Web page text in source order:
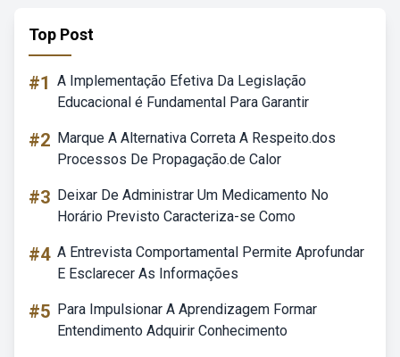
Top Post
#1 A Implementação Efetiva Da Legislação
Educacional é Fundamental Para Garantir
#2 Marque A Alternativa Correta A Respeito.dos
Processos De Propagação.de Calor
#3 Deixar De Administrar Um Medicamento No
Horário Previsto Caracteriza-se Como
#4 A Entrevista Comportamental Permite Aprofundar
E Esclarecer As Informações
#5 Para Impulsionar A Aprendizagem Formar
Entendimento Adquirir Conhecimento